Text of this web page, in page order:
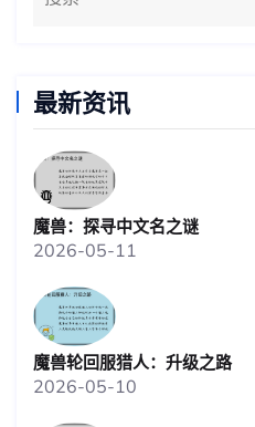
最新资讯
魔兽：探寻中文名之谜
2026-05-11
魔兽轮回服猎人：升级之路
2026-05-10